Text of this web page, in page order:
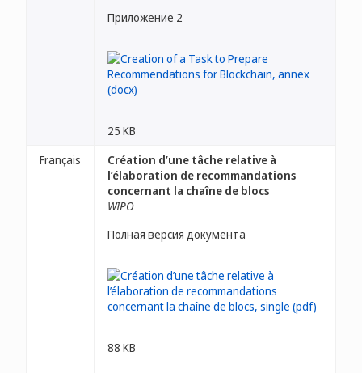
Приложение 2
25 KB
Français
Création d’une tâche relative à
l’élaboration de recommandations
concernant la chaîne de blocs
WIPO
Полная версия документа
88 KB